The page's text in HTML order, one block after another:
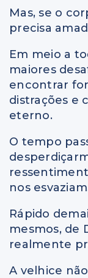
Mas, se o
precisa
Em meio a
maiores
encontrar
distrações e
eterno.
O tempo
nos
Rápido
mesmos, de
realmente
A velhice